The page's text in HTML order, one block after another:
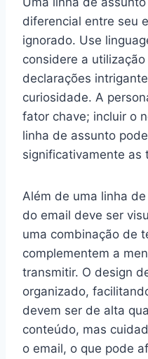
diferencial entre seu
ignorado. Use
considere a
declarações
curiosidade. A
fator chave; incluir o
linha de assunto
significativamente as
Além de uma linha
do email deve ser
uma combinação de
complementem a
transmitir. O design
organizado,
devem ser de alta
conteúdo, mas
o email, o que pode